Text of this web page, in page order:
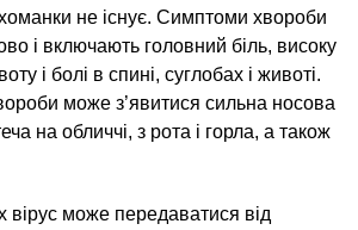
не існує. Симптоми хвороби
і включають головний біль, високу
і болі в спині, суглобах і животі.
може з’явитися сильна носова
на обличчі, з рота і горла, а також
вірус може передаватися від